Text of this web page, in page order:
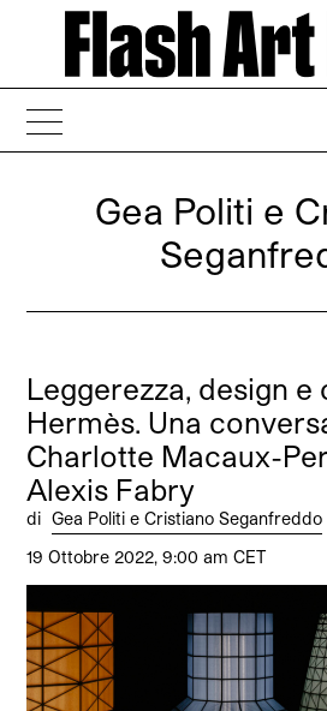
Gea Politi e
Leggerezza, design e
Hermès. Una
Charlotte Macaux-
Alexis Fabry
di Gea Politi e Cristiano Seganfreddo
19 Ottobre 2022, 9:00 am CET